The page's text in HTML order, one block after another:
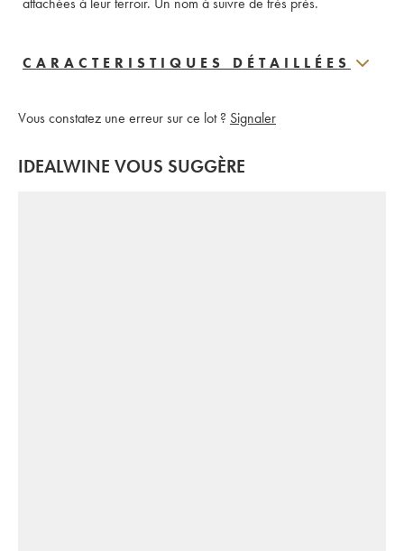
CARACTERISTIQUES DÉTAILLÉES
Vous constatez une erreur sur ce lot ? Signaler
IDEALWINE VOUS SUGGÈRE